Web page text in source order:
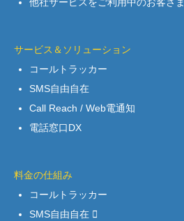
サービス＆ソリューション
コールトラッカー
SMS自由自在
Call Reach / Web電通知
電話窓口DX
料金の仕組み
コールトラッカー
SMS自由自在